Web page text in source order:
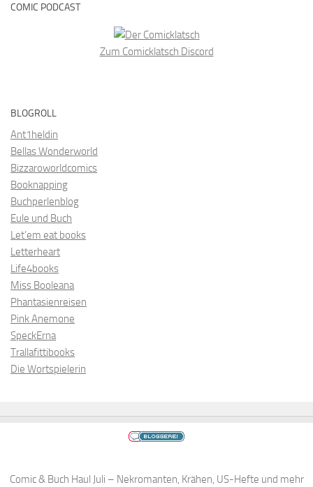
COMIC PODCAST
Zum Comicklatsch Discord
BLOGROLL
Ant1heldin
Bellas Wonderworld
Bizzaroworldcomics
Booknapping
Buchperlenblog
Eule und Buch
Let’em eat books
Letterheart
Life4books
Miss Booleana
Phantasienreisen
Pink Anemone
SpeckErna
Trallafittibooks
Die Wortspielerin
Comic & Buch Haul Juli – Nekromanten, Krähen, US-Hefte und mehr